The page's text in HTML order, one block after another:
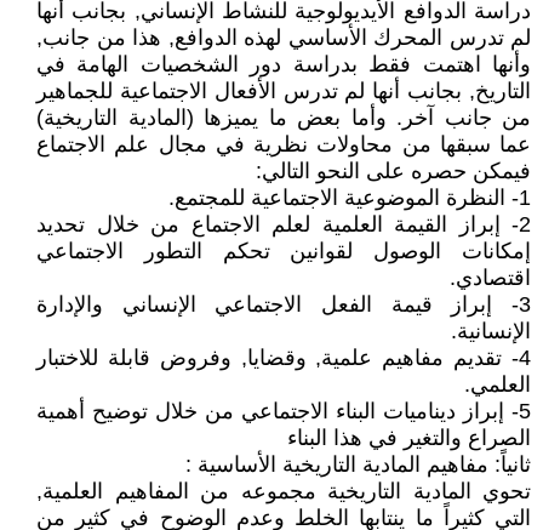
دراسة الدوافع الأيديولوجية للنشاط الإنساني, بجانب أنها
لم تدرس المحرك الأساسي لهذه الدوافع, هذا من جانب,
وأنها اهتمت فقط بدراسة دور الشخصيات الهامة في
التاريخ, بجانب أنها لم تدرس الأفعال الاجتماعية للجماهير
من جانب آخر. وأما بعض ما يميزها (المادية التاريخية)
عما سبقها من محاولات نظرية في مجال علم الاجتماع
فيمكن حصره على النحو التالي:
1- النظرة الموضوعية الاجتماعية للمجتمع.
2- إبراز القيمة العلمية لعلم الاجتماع من خلال تحديد
إمكانات الوصول لقوانين تحكم التطور الاجتماعي
اقتصادي.
3- إبراز قيمة الفعل الاجتماعي الإنساني والإدارة
الإنسانية.
4- تقديم مفاهيم علمية, وقضايا, وفروض قابلة للاختبار
العلمي.
5- إبراز ديناميات البناء الاجتماعي من خلال توضيح أهمية
الصراع والتغير في هذا البناء
ثانياً: مفاهيم المادية التاريخية الأساسية :
تحوي المادية التاريخية مجموعه من المفاهيم العلمية,
التي كثيراً ما ينتابها الخلط وعدم الوضوح في كثير من